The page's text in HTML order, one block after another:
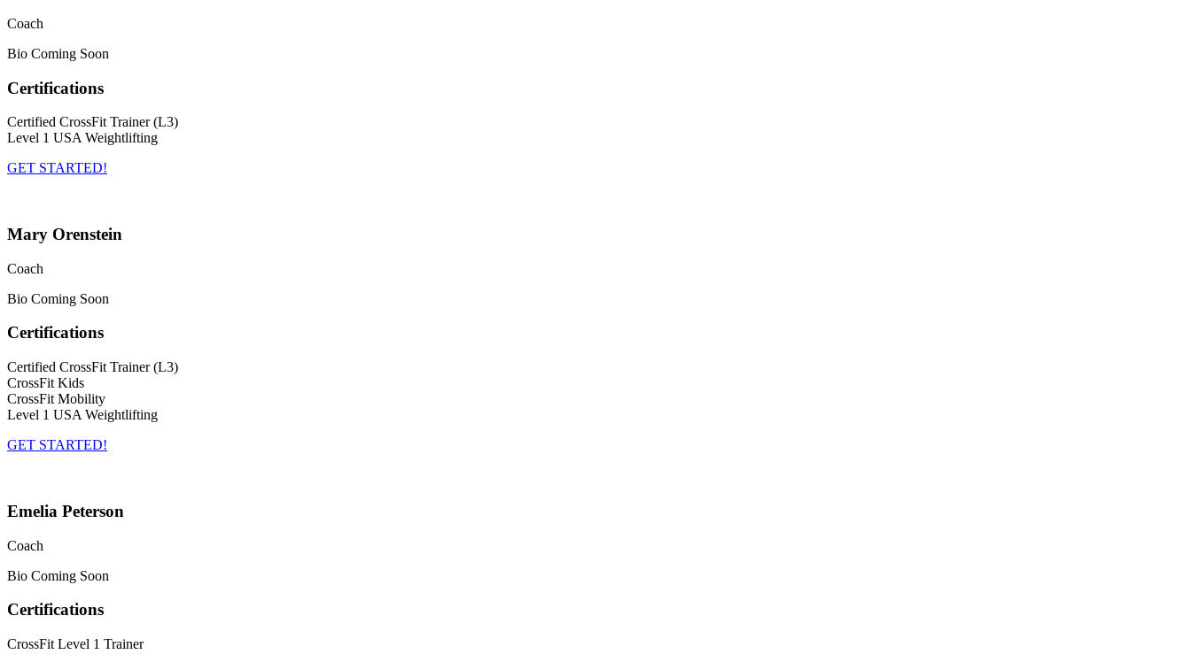
Coach
Bio Coming Soon
Certifications
Certified CrossFit Trainer (L3)
Level 1 USA Weightlifting
GET STARTED!
Mary Orenstein
Coach
Bio Coming Soon
Certifications
Certified CrossFit Trainer (L3)
CrossFit Kids
CrossFit Mobility
Level 1 USA Weightlifting
GET STARTED!
Emelia Peterson
Coach
Bio Coming Soon
Certifications
CrossFit Level 1 Trainer